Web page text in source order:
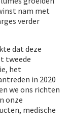
nam met
verder
dat deze
tweede
het
in 2020
we ons richten
onze
medische